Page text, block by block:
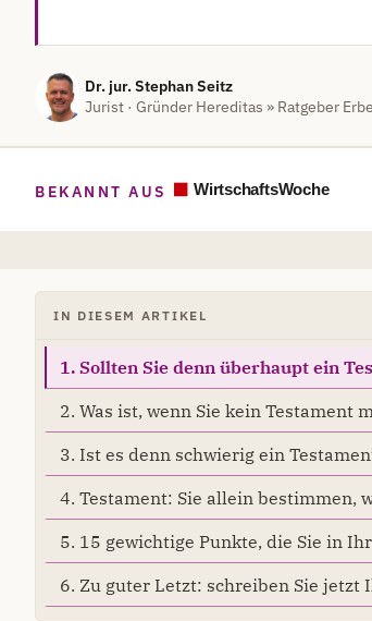
Dr. jur. Stephan Seitz
Jurist · Gründer Hereditas » Ratgeber
BEKANNT AUS
IN DIESEM ARTIKEL
1. Sollten Sie denn überhaupt ein
2. Was ist, wenn Sie kein Testament
3. Ist es denn schwierig ein
4. Testament: Sie allein bestimmen,
5. 15 gewichtige Punkte, die Sie in
6. Zu guter Letzt: schreiben Sie jetzt